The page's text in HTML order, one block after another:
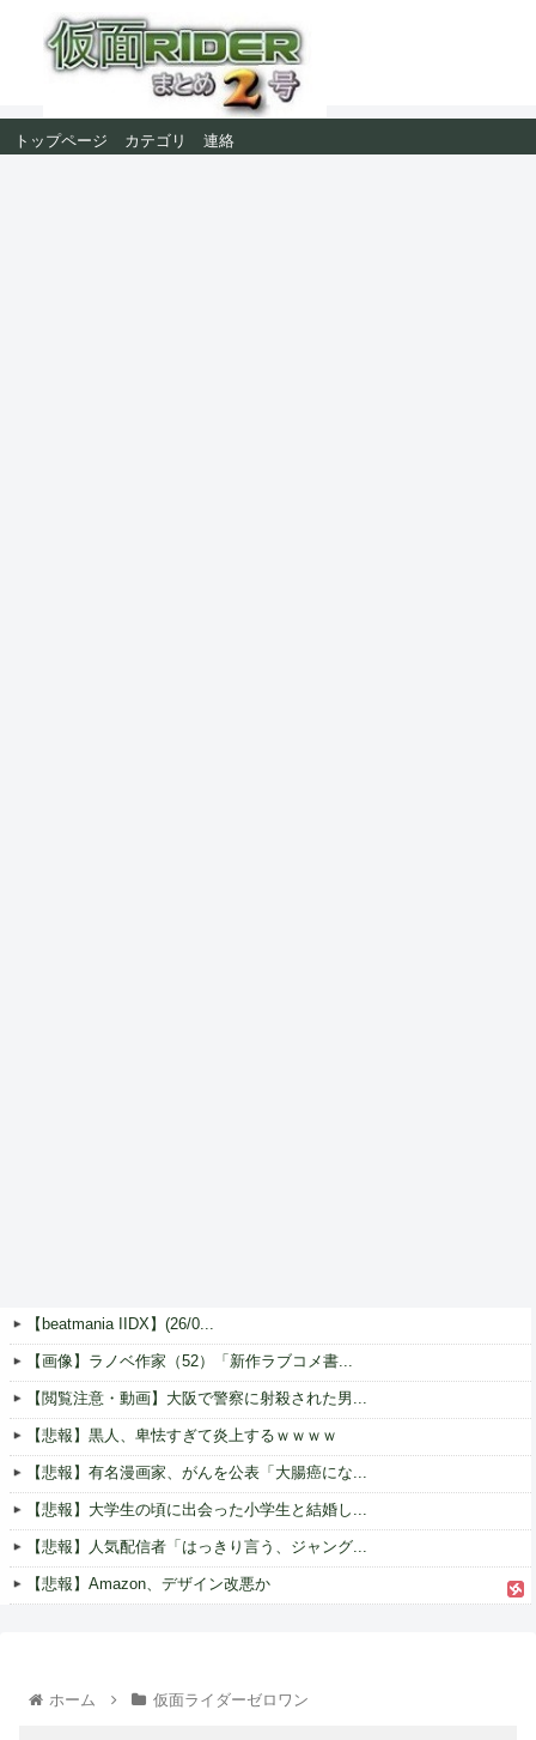
トップページ カテゴリ 連絡
【beatmania IIDX】(26/0...
【画像】ラノベ作家（52）「新作ラブコメ書...
【閲覧注意・動画】大阪で警察に射殺された男...
【悲報】黒人、卑怯すぎて炎上するｗｗｗｗ
【悲報】有名漫画家、がんを公表「大腸癌にな...
【悲報】大学生の頃に出会った小学生と結婚し...
【悲報】人気配信者「はっきり言う、ジャング...
【悲報】Amazon、デザイン改悪か
ホーム 仮面ライダーゼロワン